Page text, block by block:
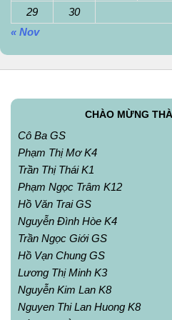
29
30
« Nov
CHÀO MỪNG
Cô Ba GS
Phạm Thị Mơ K4
Trần Thị Thái K1
Phạm Ngọc Trâm K12
Hồ Văn Trai GS
Nguyễn Đình Hòe K4
Trần Ngọc Giới GS
Hồ Vạn Chung GS
Lương Thị Minh K3
Nguyễn Kim Lan K8
Nguyen Thi Lan Huong K8